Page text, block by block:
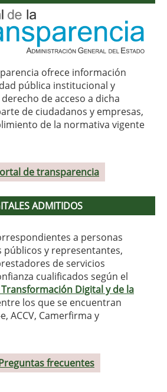
ofrece información
pública institucional y
de acceso a dicha
de ciudadanos y empresas,
de la normativa vigente
de transparencia
ADMITIDOS
a personas
públicos y representantes,
de servicios
cualificados según el
Digital y de la
los que se encuentran
e, ACCV, Camerfirma y
frecuentes